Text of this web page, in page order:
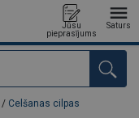
Jūsu
pieprasījums
Saturs
/ Celšanas cilpas